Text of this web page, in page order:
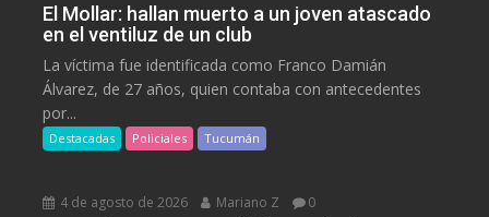
El Mollar: hallan muerto a un joven atascado
en el ventiluz de un club
La víctima fue identificada como Franco Damián
Álvarez, de 27 años, quien contaba con antecedentes
por...
Destacadas Policiales Tucumán
4 de agosto de 2026 Mariano Z 0